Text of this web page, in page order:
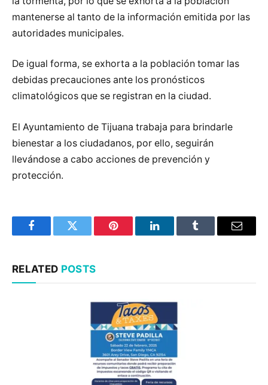
mantenerse al tanto de la información emitida por las
autoridades municipales.
De igual forma, se exhorta a la población tomar las
debidas precauciones ante los pronósticos
climatológicos que se registran en la ciudad.
El Ayuntamiento de Tijuana trabaja para brindarle
bienestar a los ciudadanos, por ello, seguirán
llevándose a cabo acciones de prevención y
protección.
FacebookTwitter Pinterest LinkedInTumblr Email
RELATED POSTS